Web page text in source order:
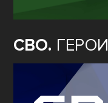
СВО. ГЕРОИ